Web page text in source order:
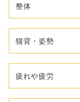
整体
猫背・姿勢
疲れや疲労